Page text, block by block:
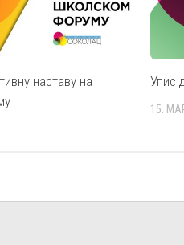
наставу на
Упис
15.